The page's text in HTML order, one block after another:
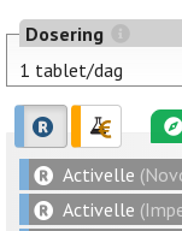
Dosering
1 tablet/dag
Activelle
Activelle